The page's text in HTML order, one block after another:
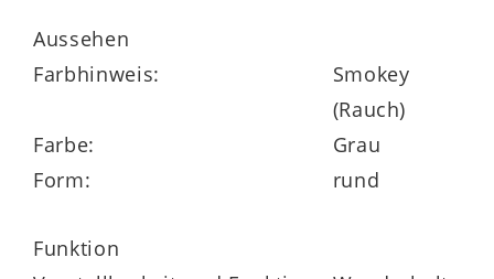
Kabellänge ca. 150 cm
Aussehen
Farbhinweis:
Smokey
(Rauch)
Farbe:
Grau
Form:
rund
Funktion